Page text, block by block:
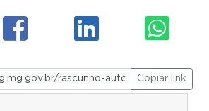
Copiar link